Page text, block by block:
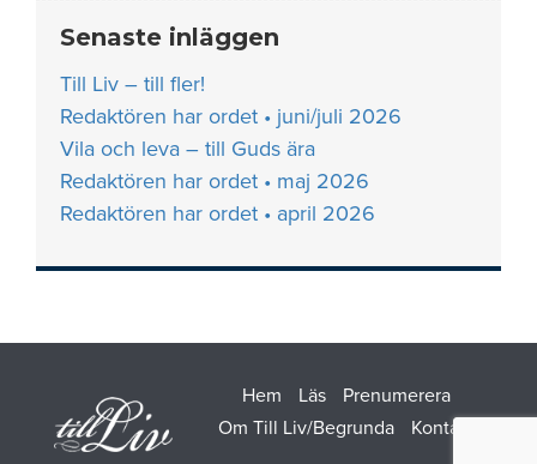
Senaste inläggen
Till Liv – till fler!
Redaktören har ordet • juni/juli 2026
Vila och leva – till Guds ära
Redaktören har ordet • maj 2026
Redaktören har ordet • april 2026
Hem Läs
Prenumerera
Om Till Liv/Begrunda
Kontakt